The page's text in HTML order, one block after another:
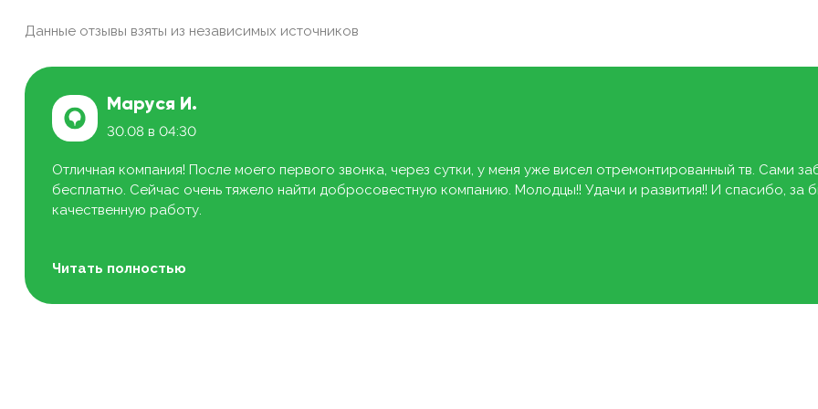
Данные отзывы взяты из независимых источников
Маруся И.
30.08 в 04:30
Отличная компания! После моего первого звонка, через сутки, у меня уже висел отремонтированный тв. Сами
бесплатно. Сейчас очень тяжело найти добросовестную компанию. Молодцы!! Удачи и развития!! И спасибо, за
качественную работу.
Читать полностью